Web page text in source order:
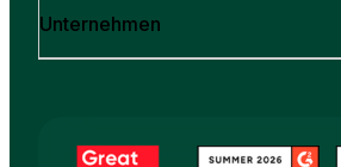
Unternehmen